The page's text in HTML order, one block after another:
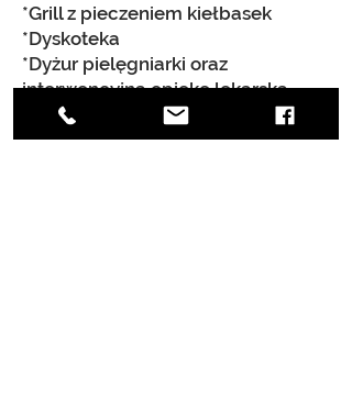
*Grill z pieczeniem kiełbasek
*Dyskoteka
*Dyżur pielęgniarki oraz
interwencyjną opiekę lekarską
* Ubezpieczenie NNW SPORT